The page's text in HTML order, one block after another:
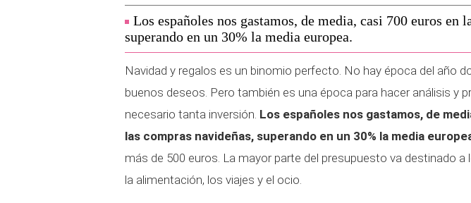
Los españoles nos gastamos, de media, casi 700 euros en
superando en un 30% la media europea.
Navidad y regalos es un binomio perfecto. No hay época del año
buenos deseos. Pero también es una época para hacer análisis y
necesario tanta inversión. Los españoles nos gastamos, de
las compras navideñas, superando en un 30% la media
más de 500 euros. La mayor parte del presupuesto va destinado a
la alimentación, los viajes y el ocio.